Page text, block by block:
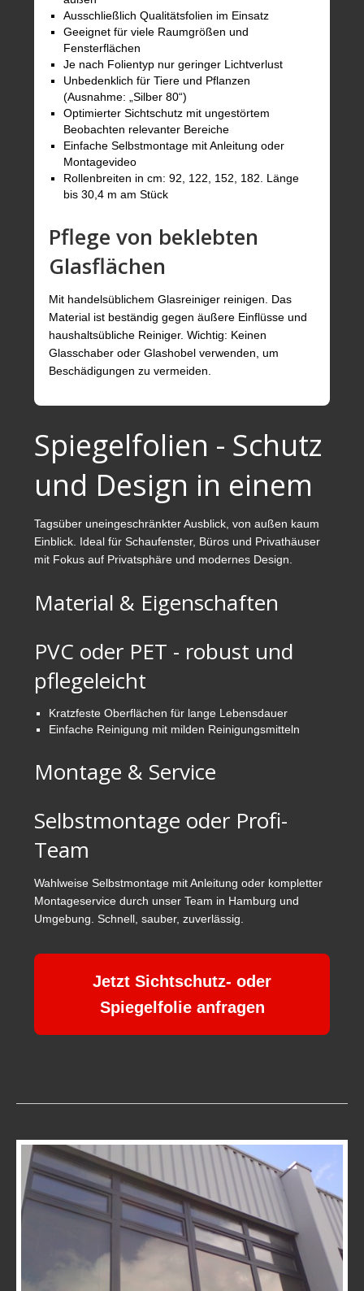
Ausschließlich Qualitätsfolien im Einsatz
Geeignet für viele Raumgrößen und
Fensterflächen
Je nach Folientyp nur geringer Lichtverlust
Unbedenklich für Tiere und Pflanzen
(Ausnahme: „Silber 80“)
Optimierter Sichtschutz mit ungestörtem
Beobachten relevanter Bereiche
Einfache Selbstmontage mit Anleitung oder
Montagevideo
Rollenbreiten in cm: 92, 122, 152, 182. Länge
bis 30,4 m am Stück
Pflege von beklebten
Glasflächen
Mit handelsüblichem Glasreiniger reinigen. Das
Material ist beständig gegen äußere Einflüsse und
haushaltsübliche Reiniger. Wichtig: Keinen
Glasschaber oder Glashobel verwenden, um
Beschädigungen zu vermeiden.
Spiegelfolien - Schutz
und Design in einem
Tagsüber uneingeschränkter Ausblick, von außen kaum
Einblick. Ideal für Schaufenster, Büros und Privathäuser
mit Fokus auf Privatsphäre und modernes Design.
Material & Eigenschaften
PVC oder PET - robust und
pflegeleicht
Kratzfeste Oberflächen für lange Lebensdauer
Einfache Reinigung mit milden Reinigungsmitteln
Montage & Service
Selbstmontage oder Profi-
Team
Wahlweise Selbstmontage mit Anleitung oder kompletter
Montageservice durch unser Team in Hamburg und
Umgebung. Schnell, sauber, zuverlässig.
Jetzt Sichtschutz- oder
Spiegelfolie anfragen